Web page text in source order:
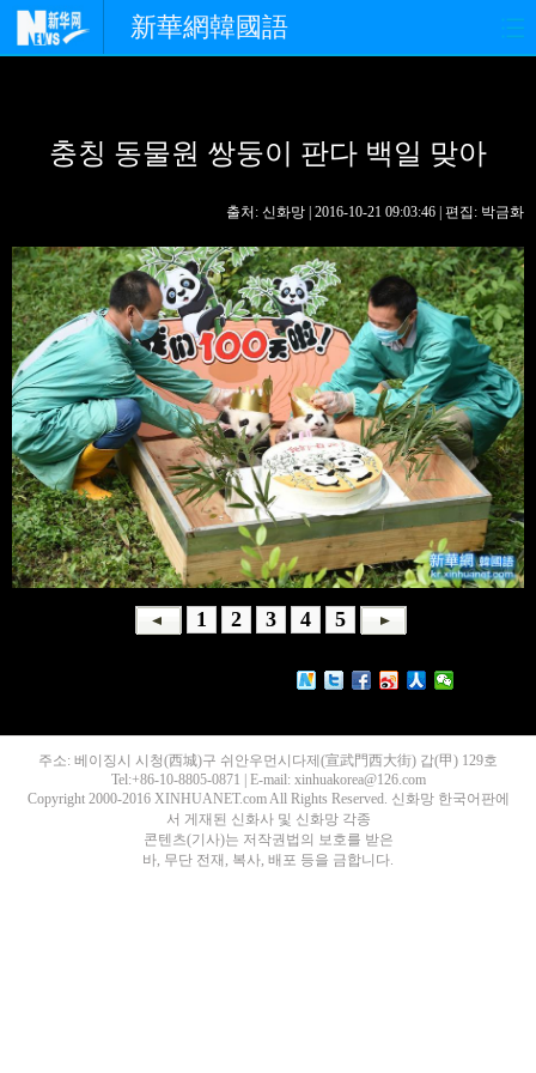
新華網韓國語
경제 사회 포토
핫 TV 문화
연예 관광 오피니언
생생 중국어
충칭 동물원 쌍둥이 판다 백일 맞아
출처: 신화망 | 2016-10-21 09:03:46 | 편집: 박금화
1 2 3 4 5
주소: 베이징시 시청(西城)구 쉬안우먼시다제(宣武門西大街) 갑(甲) 129호
Tel:+86-10-8805-0871 | E-mail: xinhuakorea@126.com
Copyright 2000-2016 XINHUANET.com All Rights Reserved. 신화망 한국어판에
서 게재된 신화사 및 신화망 각종
콘텐츠(기사)는 저작권법의 보호를 받은
바, 무단 전재, 복사, 배포 등을 금합니다.